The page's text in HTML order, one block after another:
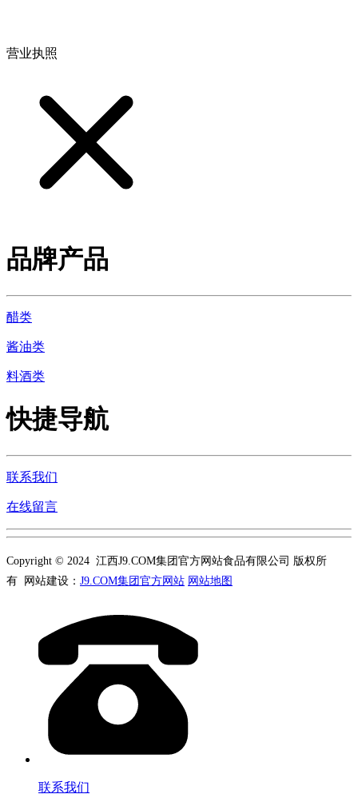
营业执照
品牌产品
醋类
酱油类
料酒类
快捷导航
联系我们
在线留言
Copyright © 2024 江西J9.COM集团官方网站食品有限公司 版权所
有 网站建设： J9.COM集团官方网站 网站地图
联系我们